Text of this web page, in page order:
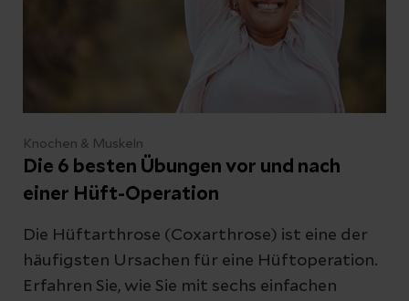
Knochen & Muskeln
Die 6 besten Übungen vor und nach
einer Hüft-Operation
Die Hüftarthrose (Coxarthrose) ist eine der
häufigsten Ursachen für eine Hüftoperation.
Erfahren Sie, wie Sie mit sechs einfachen